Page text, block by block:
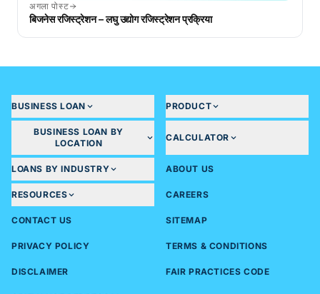
अगला पोस्ट
बिजनेस रजिस्ट्रेशन – लघु उद्योग रजिस्ट्रेशन प्रक्रिया
BUSINESS LOAN PRODUCT
BUSINESS LOAN BY
LOCATION
CALCULATOR
LOANS BY INDUSTRY ABOUT US
RESOURCES CAREERS
CONTACT US SITEMAP
PRIVACY POLICY TERMS & CONDITIONS
DISCLAIMER FAIR PRACTICES CODE